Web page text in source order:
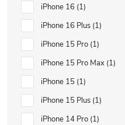
iPhone 16 1
iPhone 16 Plus 1
iPhone 15 Pro 1
iPhone 15 Pro Max 1
iPhone 15 1
iPhone 15 Plus 1
iPhone 14 Pro 1